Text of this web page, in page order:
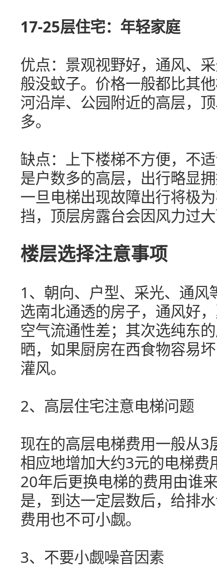
17-25层住宅：年轻家庭
优点：景观视野好，通风、
般没蚊子。价格一般都比其
河沿岸、公园附近的高层，
多。
缺点：上下楼梯不方便，不
是户数多的高层，出行略显
一旦电梯出现故障出行将极
挡，顶层房露台会因风力过
楼层选择注意事项
1、朝向、户型、采光、通
选南北通透的房子，通风好
空气流通性差；其次选纯东
晒，如果厨房在西食物容易
灌风。
2、高层住宅注意电梯问题
现在的高层电梯费用一般从
相应地增加大约3元的电梯
20年后更换电梯的费用由谁
是，到达一定层数后，给排
费用也不可小觑。
3、不要小觑噪音因素